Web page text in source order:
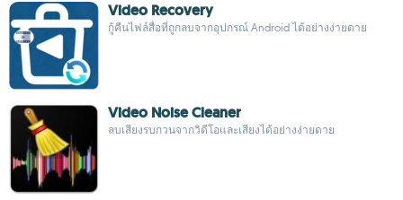
Video Recovery
กู้คืนไฟล์สื่อที่ถูกลบจากอุปกรณ์ Android ได้อย่างง่ายดาย
Video Noise Cleaner
ลบเสียงรบกวนจากวิดีโอและเสียงได้อย่างง่ายดาย